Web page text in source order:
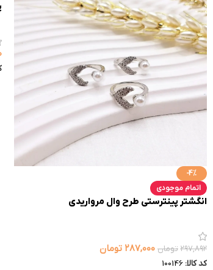
-4%
اتمام موجودی
انگشتر پینترستی طرح وال مرواریدی
۲۹۷,۸۹۲ تومان ۲۸۷,۰۰۰ تومان
کد کالا: 100146